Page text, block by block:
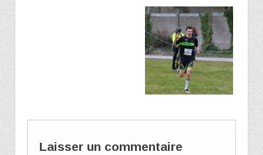
Laisser un commentaire